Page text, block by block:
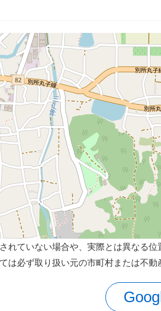
れていない場合や、実際とは異なる位
は必ず取り扱い元の市町村または不動